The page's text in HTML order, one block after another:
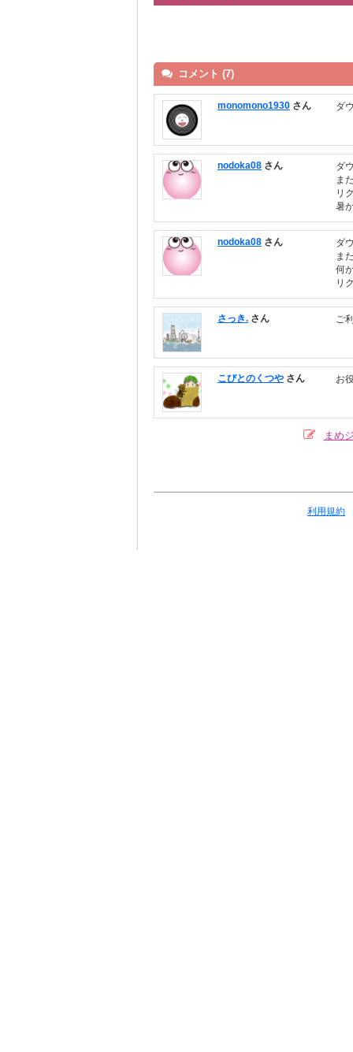
コメント (7)
monomono1930 さん ダ
nodoka08 さん
ダ
ま
リ
暑
nodoka08 さん
ダ
ま
何
リ
さっき. さん ご
こびとのくつや さん お
まめ
利用規約